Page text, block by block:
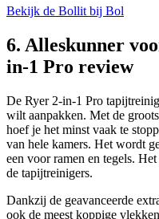
Bekijk de Bollit bij Bol
6. Alleskunner
in-1 Pro review
De Ryer 2-in-1 Pro
wilt aanpakken. Met de
hoef je het minst vaak te
van hele kamers. Het wordt
een voor ramen en tegels.
de tapijtreinigers.
Dankzij de geavanceerde
ook de meest koppige